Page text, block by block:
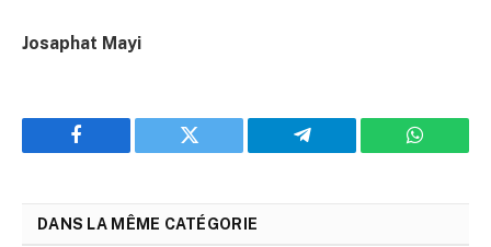
Josaphat Mayi
Facebook Twitter Telegram
DANS LA MÊME CATÉGORIE